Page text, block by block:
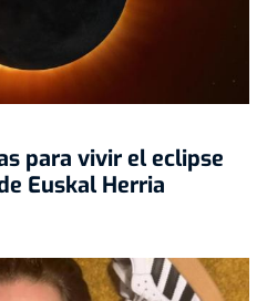
para vivir el eclipse
Euskal Herria